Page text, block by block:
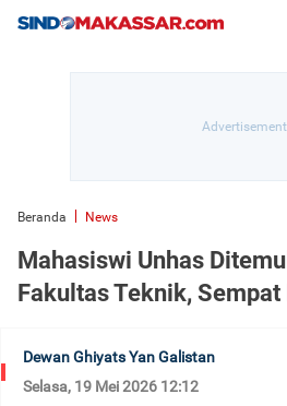
Beranda News
Mahasiswi Unhas
Fakultas Teknik,
Dewan Ghiyats Yan Galistan
Selasa, 19 Mei 2026 12:12